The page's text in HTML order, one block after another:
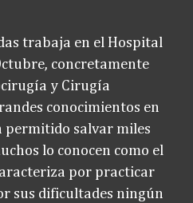
trabaja en el Hospital
concretamente
y Cirugía
conocimientos en
permitido salvar miles
lo conocen como el
por practicar
sus dificultades ningún